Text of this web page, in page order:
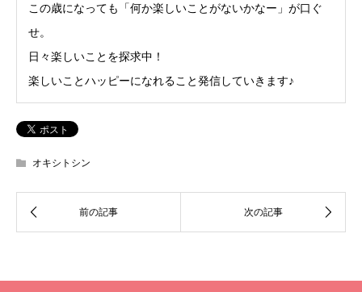
この歳になっても「何か楽しいことがないかなー」が口ぐ
せ。
日々楽しいことを探求中！
楽しいことハッピーになれること発信していきます♪
オキシトシン